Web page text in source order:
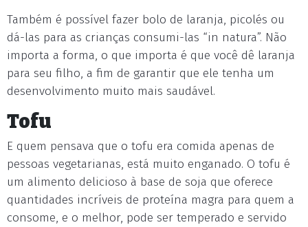
Também é possível fazer bolo de laranja, picolés ou
dá-las para as crianças consumi-las “in natura”. Não
importa a forma, o que importa é que você dê laranja
para seu filho, a fim de garantir que ele tenha um
desenvolvimento muito mais saudável.
Tofu
E quem pensava que o tofu era comida apenas de
pessoas vegetarianas, está muito enganado. O tofu é
um alimento delicioso à base de soja que oferece
quantidades incríveis de proteína magra para quem a
consome, e o melhor, pode ser temperado e servido